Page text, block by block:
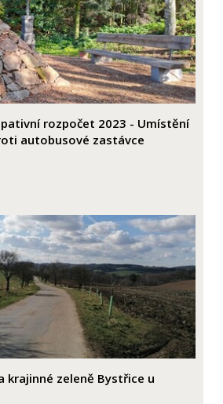
rozpočet 2023 - Umístění
autobusové zastávce
krajinné zeleně Bystřice u